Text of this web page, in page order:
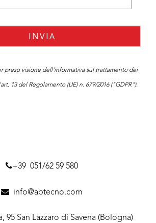
preso visione dell'informativasul trattamento dei
13 del Regolamento (UE) n. 679/2016 ("GDPR").
+39 051/62 59 580
info@abtecno.com
95 San Lazzaro di Savena (Bologna)